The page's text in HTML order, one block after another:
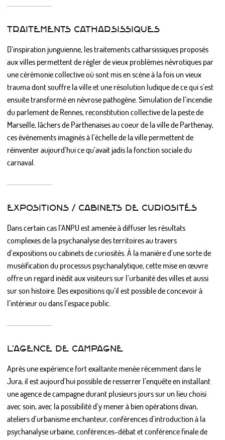
TRAITEMENTS CATHARSISSIQUES
D’inspiration junguienne, les traitements catharsissiques proposés
aux villes permettent de régler de vieux problèmes névrotiques par
une cérémonie collective où sont mis en scène à la fois un vieux
trauma dont souffre la ville et une résolution ludique de ce qui s’est
ensuite transformé en névrose pathogène. Simulation de l’incendie
du parlement de Rennes, reconstitution collective de la peste de
Marseille, lâchers de Parthenaises au coeur de la ville de Parthenay,
ces événements imaginés à l’échelle de la ville permettent de
réinventer aujourd’hui ce qu’avait jadis la fonction sociale du
carnaval.
EXPOSITIONS / CABINETS DE CURIOSITÉS
Dans certain cas l’ANPU est amenée à diffuser les résultats
complexes de la psychanalyse des territoires au travers
d’expositions ou cabinets de curiosités. À la manière d’une sorte de
muséification du processus psychanalytique, cette mise en œuvre
offre un regard inédit aux visiteurs sur l’urbanité des villes et aussi
sur son histoire. Des expositions qu’il est possible de concevoir à
l’intérieur ou dans l’espace public.
L’AGENCE DE CAMPAGNE
Après une expérience fort exaltante menée récemment dans le
Jura, il est aujourd’hui possible de resserrer l’enquête en installant
une agence de campagne durant plusieurs jours sur un lieu choisi
avec soin, avec la possibilité d’y mener à bien opérations divan,
ateliers d’urbanisme enchanteur, conférences d’introduction à la
psychanalyse urbaine, conférences-débat et conférence finale de